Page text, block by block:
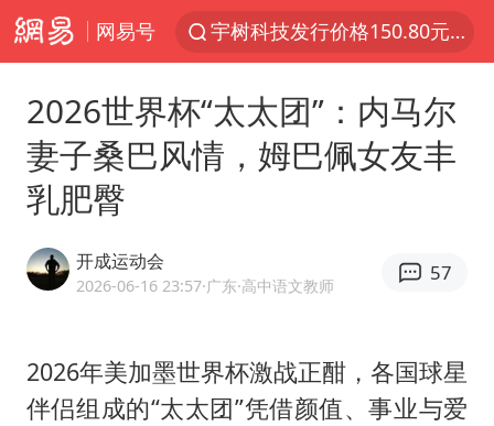
网易号
宇树科技发行价格150.80元/股
宇树科技王兴兴身家有望超200亿元
五粮液渠道价一箱上涨近百元
村民谈“梅姨”：叫的其实是“媒姨”
“深圳地面沉降致车辆损坏”不实
2026世界杯“太太团”：内马尔
妻子桑巴风情，姆巴佩女友丰
乳肥臀
开成运动会
2026-06-16 23:57·广东·高中语文教师
57
2026年美加墨世界杯激战正酣，各国球星
伴侣组成的“太太团”凭借颜值、事业与爱